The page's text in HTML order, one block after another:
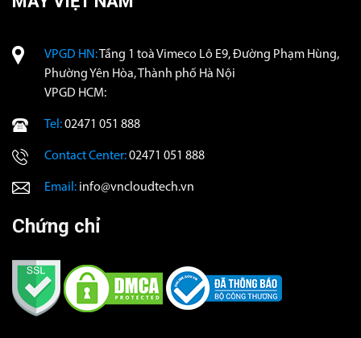
VPGD HN:Tầng 1 toà Vimeco Lô E9, Đường Phạm Hùng,
Phường Yên Hòa, Thành phố Hà Nội
VPGD HCM:
Tel:02471 051 888
Contact Center:02471 051 888
Email: info@vncloudtech.vn
Chứng chỉ